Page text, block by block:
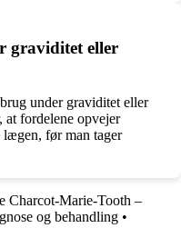
graviditet eller
under graviditet eller
at fordelene opvejer
før man tager
Charcot-Marie-Tooth –
og behandling •